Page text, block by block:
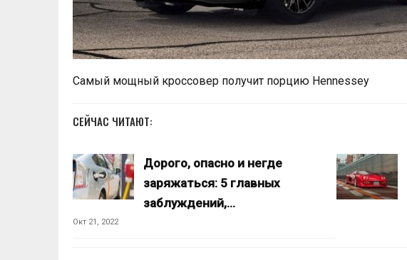
Самый мощный кроссовер получит порцию Hennessey
СЕЙЧАС ЧИТАЮТ:
Дорого, опасно и негде
заряжаться: 5 главных
заблуждений,…
Окт 21, 2022